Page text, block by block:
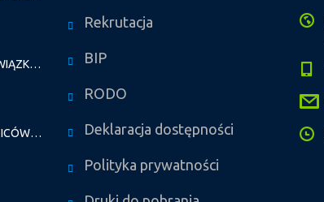
REKOMENDACJE DZIAŁAŃ W ZWIĄZKU Z FALAMI UPAŁÓW
WAŻNE INFORMACJE DLA RODZICÓW DZIECI NOWO PRZYJĘTYCH GR. I
Rekrutacja
BIP
RODO
Deklaracja dostępności
Polityka prywatności